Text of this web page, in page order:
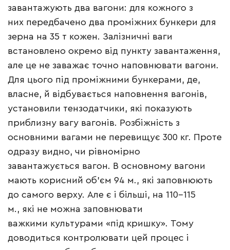
завантажують два вагони: для кожного з
них передбачено два проміжних бункери для
зерна на 35 т кожен. Залізничні ваги
встановлено окремо від пункту завантаження,
але це не заважає точно наповнювати вагони.
Для цього під проміжними бункерами, де,
власне, й відбувається наповнення вагонів,
установили тензодатчики, які показують
приблизну вагу вагонів. Розбіжність з
основними вагами не перевищує 300 кг. Проте
одразу видно, чи рівномірно
завантажується вагон. В основному вагони
мають корисний об’єм 94 м., які заповнюють
до самого верху. Але є і більші, на 110–115
м., які не можна заповнювати
важкими культурами «під кришку». Тому
доводиться контролювати цей процес і